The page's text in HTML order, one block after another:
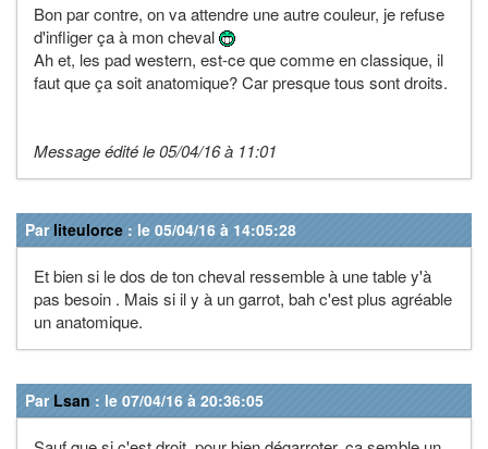
Bon par contre, on va attendre une autre couleur, je refuse
d'infliger ça à mon cheval
Ah et, les pad western, est-ce que comme en classique, il
faut que ça soit anatomique? Car presque tous sont droits.
Message édité le 05/04/16 à 11:01
Par liteulorce : le 05/04/16 à 14:05:28
Et bien si le dos de ton cheval ressemble à une table y'à
pas besoin . Mais si il y à un garrot, bah c'est plus agréable
un anatomique.
Par Lsan : le 07/04/16 à 20:36:05